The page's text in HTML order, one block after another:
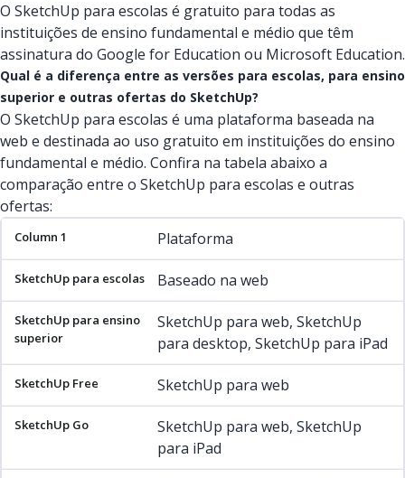
O SketchUp para escolas é gratuito para todas as
instituições de ensino fundamental e médio que têm
assinatura do Google for Education ou Microsoft Education.
Qual é a diferença entre as versões para escolas, para ensino
superior e outras ofertas do SketchUp?
O SketchUp para escolas é uma plataforma baseada na
web e destinada ao uso gratuito em instituições do ensino
fundamental e médio. Confira na tabela abaixo a
comparação entre o SketchUp para escolas e outras
ofertas:
Column 1
SketchUp para escolas
Plataforma
Baseado na web
SketchUp para web, SketchUp
para desktop, SketchUp para iPad
SketchUp para web
SketchUp para web, SketchUp
para iPad